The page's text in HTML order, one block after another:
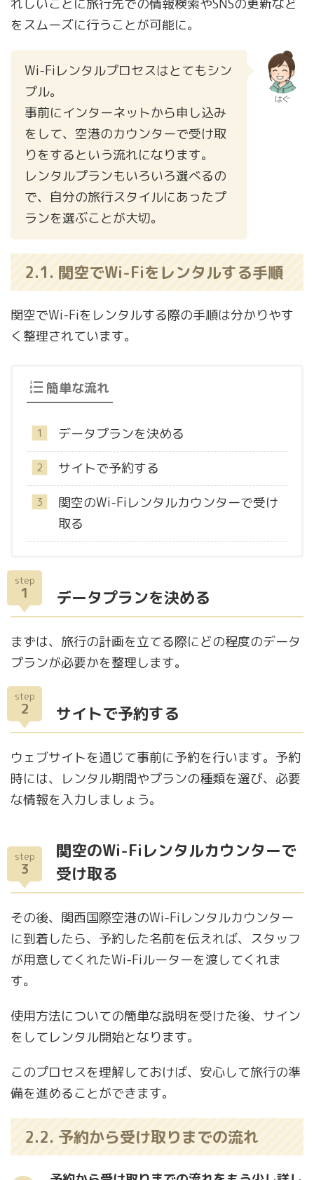
れしいことに旅行先での情報検索やSNSの更新など
をスムーズに行うことが可能に。
Wi-Fiレンタルプロセスはとてもシン
プル。
事前にインターネットから申し込み
をして、空港のカウンターで受け取
りをするという流れになります。
レンタルプランもいろいろ選べるの
で、自分の旅行スタイルにあったプ
ランを選ぶことが大切。
はぐ
2.1. 関空でWi-Fiをレンタルする手順
関空でWi-Fiをレンタルする際の手順は分かりやす
く整理されています。
簡単な流れ
データプランを決める
サイトで予約する
関空のWi-Fiレンタルカウンターで受け
取る
step
1 データプランを決める
まずは、旅行の計画を立てる際にどの程度のデータ
プランが必要かを整理します。
step
2 サイトで予約する
ウェブサイトを通じて事前に予約を行います。予約
時には、レンタル期間やプランの種類を選び、必要
な情報を入力しましょう。
step
3
関空のWi-Fiレンタルカウンターで
受け取る
その後、関西国際空港のWi-Fiレンタルカウンター
に到着したら、予約した名前を伝えれば、スタッフ
が用意してくれたWi-Fiルーターを渡してくれま
す。
使用方法についての簡単な説明を受けた後、サイン
をしてレンタル開始となります。
このプロセスを理解しておけば、安心して旅行の準
備を進めることができます。
2.2. 予約から受け取りまでの流れ